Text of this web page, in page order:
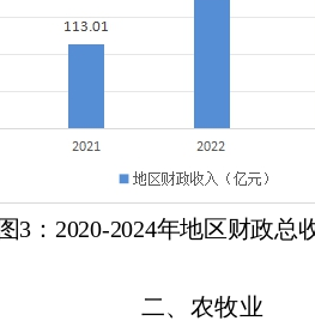
图3：2020-2024年地区财政总
二、农牧业